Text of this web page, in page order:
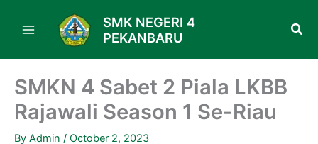
SMK NEGERI 4
PEKANBARU
SMKN 4 Sabet 2 Piala LKBB
Rajawali Season 1 Se-Riau
By Admin / October 2, 2023